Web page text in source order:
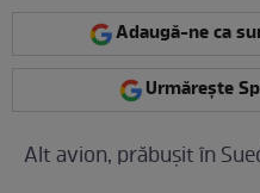
Adaugă-ne ca
Urmărește
Alt avion, prăbușit în